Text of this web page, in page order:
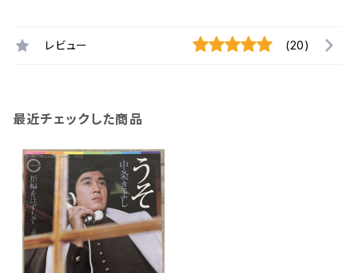
レビュー (20)
最近チェックした商品